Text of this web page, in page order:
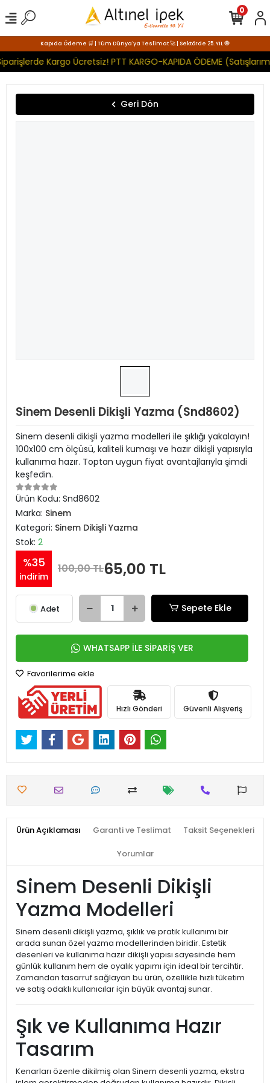
Kapıda Ödeme 🛒 | Tüm Dünya'ya Teslimat 🚀 | Sektörde 25. YIL 🧿
Kargo Ücretsiz! PTT KARGO-KAPIDA ÖDEME
0
Geri Dön
Sinem Desenli Dikişli Yazma (Snd8602)
Sinem desenli dikişli yazma modelleri ile şıklığı yakalayın!
100x100 cm ölçüsü, kaliteli kumaşı ve hazır dikişli yapısıyla
kullanıma hazır. Toptan uygun fiyat avantajlarıyla şimdi
keşfedin.
Ürün Kodu: Snd8602
Marka: Sinem
Kategori: Sinem Dikişli Yazma
Stok: 2
%35
indirim
100,00 TL65,00 TL
Adet Sepete Ekle
WHATSAPP İLE SİPARİŞ VER
Favorilerime ekle
Hızlı Gönderi Güvenli Alışveriş
Ürün Açıklaması Garanti ve Teslimat Taksit Seçenekleri
Yorumlar
Sinem Desenli Dikişli
Yazma Modelleri
Sinem desenli dikişli yazma, şıklık ve pratik kullanımı bir
arada sunan özel yazma modellerinden biridir. Estetik
desenleri ve kullanıma hazır dikişli yapısı sayesinde hem
günlük kullanım hem de oyalık yapımı için ideal bir tercihtir.
Zamandan tasarruf sağlayan bu ürün, özellikle hızlı tüketim
ve satış odaklı kullanıcılar için büyük avantaj sunar.
Şık ve Kullanıma Hazır
Tasarım
Kenarları özenle dikilmiş olan Sinem desenli yazma, ekstra